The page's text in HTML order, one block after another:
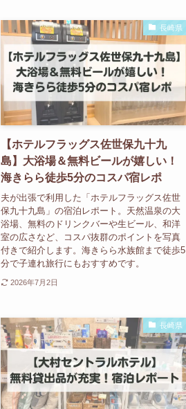
長崎県
【ホテルフラッグス佐世保九十九
島】大浴場＆無料ビールが嬉しい！
海きらら徒歩5分のコスパ宿レポ
夫が出張で利用した「ホテルフラッグス佐世
保九十九島」の宿泊レポート。天然温泉の大
浴場、無料のドリンクバーや生ビール、和洋
室の広さなど、コスパ抜群のポイントを写真
付きで紹介します。海きらら水族館まで徒歩5
分で子連れ旅行にもおすすめです。
2026年7月2日
長崎県